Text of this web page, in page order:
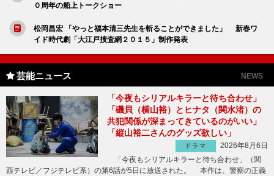
０周年の船上トークショー
松岡昌宏 「やっと福本清三先生を斬ることができました」 新春ワ
イド時代劇「大江戸捜査網２０１５」制作発表
芸能ニュース NEWS
「今夜もシリアルキラーと待ち合わせ」
「磯貝（横山裕）とヒナタ（関水渚）の
共犯関係が深まってきているのがいい」
「縦山裕二さんのグッズ欲しい」
ドラマ
2026年8月6日
「今夜もシリアルキラーと待ち合わせ」（関
西テレビ／フジテレビ系）の第6話が5日に放送された。 本作は、警察の正義